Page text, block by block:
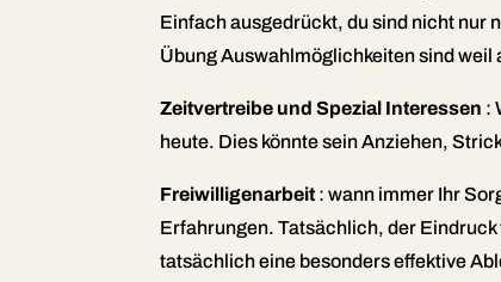
Einfach ausgedrückt, du sind nicht nur
Übung Auswahlmöglichkeiten sind
Zeitvertreibe und Spezial Interessen :
heute. Dies könnte sein Anziehen,
Freiwilligenarbeit : wann immer Ihr
Erfahrungen. Tatsächlich, der
tatsächlich eine besonders effektive